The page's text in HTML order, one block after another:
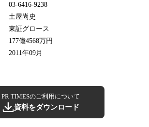
03-6416-9238
土屋尚史
東証グロース
177億4568万円
2011年09月
PR TIMESのご利用について
資料をダウンロード